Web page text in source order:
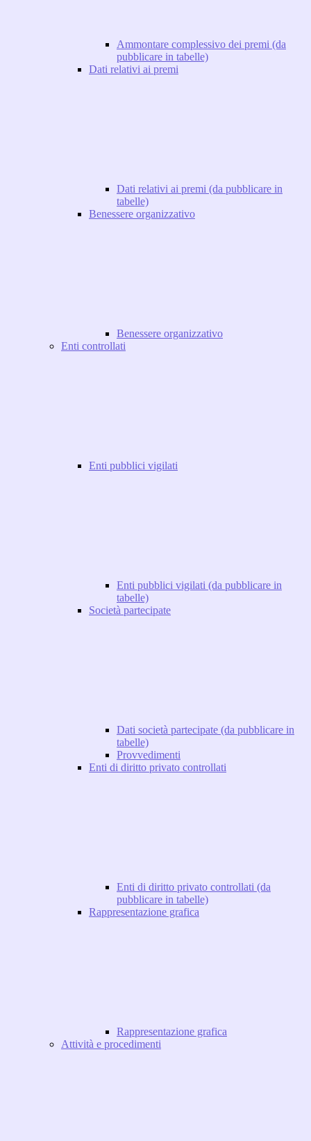
Ammontare complessivo dei premi (da
pubblicare in tabelle)
Dati relativi ai premi
Dati relativi ai premi (da pubblicare in
tabelle)
Benessere organizzativo
Benessere organizzativo
Enti controllati
Enti pubblici vigilati
Enti pubblici vigilati (da pubblicare in
tabelle)
Società partecipate
Dati società partecipate (da pubblicare in
tabelle)
Provvedimenti
Enti di diritto privato controllati
Enti di diritto privato controllati (da
pubblicare in tabelle)
Rappresentazione grafica
Rappresentazione grafica
Attività e procedimenti